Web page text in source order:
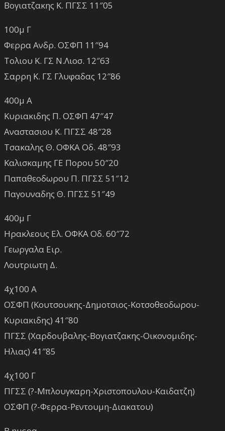
Βογιατζακης Κ. ΠΓΣΣ 11″05
100μ Γ
Φερρα Ανδρ. ΟΣΦΠ 11″94
Τολιου Κ. ΓΣ Ν.Λιοσ. 12″63
Σαρρη Κ. ΓΣ Γλυφαδας 12″86
400μ Α
Κυριακιδης Π. ΟΣΦΠ 47″47
Αναστασιου Κ. ΠΓΣΣ 48″28
Τσακαλης Θ. ΟΦΚΑ Οδ. 48″93
Καλισκαμης ΓΕ Πορου 50″20
Παπαθεοδωρου Π. ΠΓΣΣ 51″12
Παγουναδης Θ. ΠΓΣΣ 51″49
400μ Γ
Ηρακλεους Ελ. ΟΦΚΑ Οδ. 60″72
Γεωργαλα Ειρ.
Λουτριωτη Δ.
4χ100 Α
ΟΣΦΠ (Κουτσουκης-Δημοτσιος-Κοτσοθεοδωρου-
Κυριακιδης) 41″80
ΠΓΣΣ (Χαρδουβαλης-Βογιατζακης-Οικονομιδης-
Ηλιας) 41″85
4χ100 Γ
ΠΓΣΣ (?-Μπλουγκαρη-Χριστοπουλου-Καιδατζη)
ΟΣΦΠ (?-Φερρα-Ρεντουμη-Διακατου)